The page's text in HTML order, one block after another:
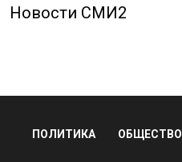
Новости СМИ2
ПОЛИТИКА ОБЩЕСТВО